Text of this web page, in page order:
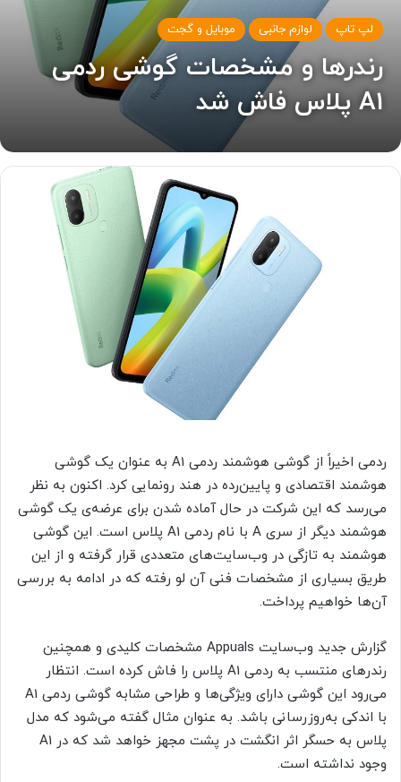
لپ تاپ لوازم جانبی موبایل و گجت
رندرها و مشخصات گوشی ردمی
A1 پلاس فاش شد
ردمی اخیراً از گوشی هوشمند ردمی A1 به عنوان یک گوشی
هوشمند اقتصادی و پایین‌رده در هند رونمایی کرد. اکنون به نظر
می‌رسد که این شرکت در حال آماده شدن برای عرضه‌ی یک گوشی
هوشمند دیگر از سری A با نام ردمی A1 پلاس است. این گوشی
هوشمند به تازگی در وب‌سایت‌های متعددی قرار گرفته و از این
طریق بسیاری از مشخصات فنی آن لو رفته که در ادامه به بررسی
آن‌ها خواهیم پرداخت.
گزارش جدید وب‌سایت Appuals مشخصات کلیدی و همچنین
رندرهای منتسب به ردمی A1 پلاس را فاش کرده است. انتظار
می‌رود این گوشی دارای ویژگی‌ها و طراحی مشابه گوشی ردمی A1
با اندکی به‌روزرسانی باشد. به عنوان مثال گفته می‌شود که مدل
پلاس به حسگر اثر انگشت در پشت مجهز خواهد شد که در A1
وجود نداشته است.